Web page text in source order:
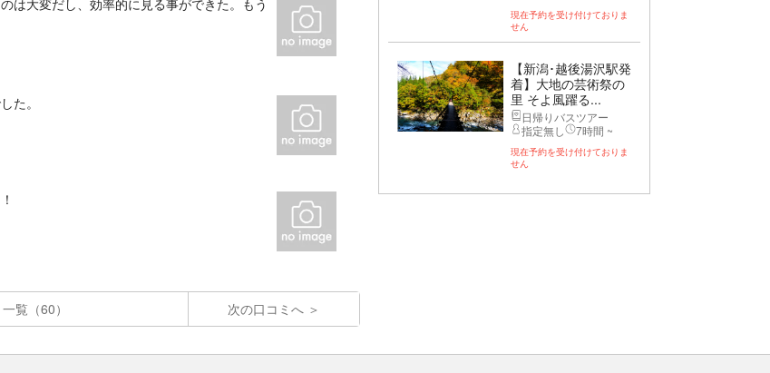
は大変だし、効率的に見る事ができた。もう
た。
覧（60） 次の口コミへ
現在予約を受け付けておりま
せん
【新潟･越後湯沢駅発
着】大地の芸術祭の
里 そよ風躍る...
日帰りバスツアー
指定無し
7時間 ~
現在予約を受け付けておりま
せん